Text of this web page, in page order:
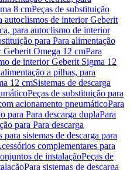
8 cmPeças de substituição
autoclismos de interior Geberit
para autoclismo de interior
para Para alimentação
Geberit Omega 12 cmPara
de interior Geberit Sigma 12
a pilhas, para
12 cmSistemas de descarga
Peças de substituição para
acionamento pneumáticoPara
para Para descarga duplaPara
para Para descarga
sistemas de descarga para
complementares para
de instalaçãoPeças de
Para sistemas de descarga